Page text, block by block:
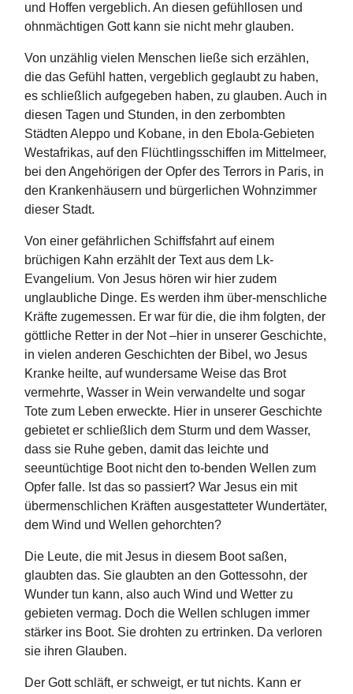
und Hoffen vergeblich. An diesen gefühllosen und
ohnmächtigen Gott kann sie nicht mehr glauben.
Von unzählig vielen Menschen ließe sich erzählen,
die das Gefühl hatten, vergeblich geglaubt zu haben,
es schließlich aufgegeben haben, zu glauben. Auch in
diesen Tagen und Stunden, in den zerbombten
Städten Aleppo und Kobane, in den Ebola-Gebieten
Westafrikas, auf den Flüchtlingsschiffen im Mittelmeer,
bei den Angehörigen der Opfer des Terrors in Paris, in
den Krankenhäusern und bürgerlichen Wohnzimmer
dieser Stadt.
Von einer gefährlichen Schiffsfahrt auf einem
brüchigen Kahn erzählt der Text aus dem Lk-
Evangelium. Von Jesus hören wir hier zudem
unglaubliche Dinge. Es werden ihm über-menschliche
Kräfte zugemessen. Er war für die, die ihm folgten, der
göttliche Retter in der Not –hier in unserer Geschichte,
in vielen anderen Geschichten der Bibel, wo Jesus
Kranke heilte, auf wundersame Weise das Brot
vermehrte, Wasser in Wein verwandelte und sogar
Tote zum Leben erweckte. Hier in unserer Geschichte
gebietet er schließlich dem Sturm und dem Wasser,
dass sie Ruhe geben, damit das leichte und
seeuntüchtige Boot nicht den to-benden Wellen zum
Opfer falle. Ist das so passiert? War Jesus ein mit
übermenschlichen Kräften ausgestatteter Wundertäter,
dem Wind und Wellen gehorchten?
Die Leute, die mit Jesus in diesem Boot saßen,
glaubten das. Sie glaubten an den Gottessohn, der
Wunder tun kann, also auch Wind und Wetter zu
gebieten vermag. Doch die Wellen schlugen immer
stärker ins Boot. Sie drohten zu ertrinken. Da verloren
sie ihren Glauben.
Der Gott schläft, er schweigt, er tut nichts. Kann er